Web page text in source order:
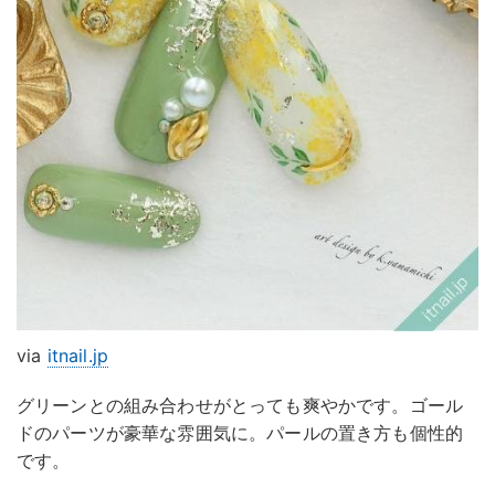
via itnail.jp
グリーンとの組み合わせがとっても爽やかです。ゴール
ドのパーツが豪華な雰囲気に。パールの置き方も個性的
です。